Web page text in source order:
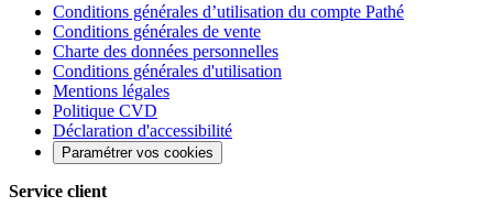
Conditions générales d’utilisation du compte Pathé
Conditions générales de vente
Charte des données personnelles
Conditions générales d'utilisation
Mentions légales
Politique CVD
Déclaration d'accessibilité
Paramétrer vos cookies
Service client